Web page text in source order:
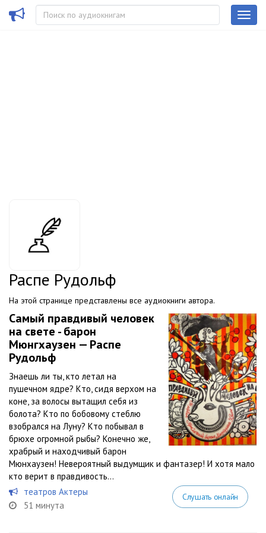
Распе Рудольф
На этой странице представлены все аудиокниги автора.
Самый правдивый человек
на свете - барон
Мюнгхаузен — Распе
Рудольф
Знаешь ли ты, кто летал на
пушечном ядре? Кто, сидя верхом на
коне, за волосы вытащил себя из
болота? Кто по бобовому стеблю
взобрался на Луну? Кто побывал в
брюхе огромной рыбы? Конечно же,
храбрый и находчивый барон
Мюнхаузен! Невероятный выдумщик и фантазер! И хотя мало
кто верит в правдивость...
театров Актеры
51 минута
Слушать онлайн